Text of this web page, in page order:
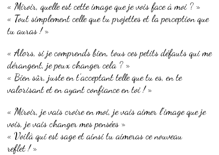
« Miroir, quelle est cette image que je vois face à moi ? »
« Tout simplement celle que tu projettes et la perception que
tu auras ! »
« Alors, si je comprends bien, tous ces petits défauts qui me
dérangent, je peux changer cela ? »
« Bien sûr, juste en t’acceptant telle que tu es, en te
valorisant et en ayant confiance en toi ! »
« Miroir, je vais croire en moi, je vais aimer l’image que je
vois, je vais changer mes pensées »
« Voilà qui est sage et ainsi tu aimeras ce nouveau
reflet ! »